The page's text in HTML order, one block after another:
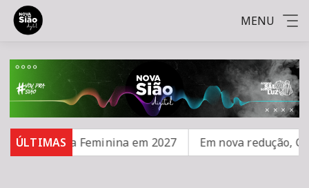
MENU
ÚLTIMAS
Copa Feminina em 2027 Em nova redução,